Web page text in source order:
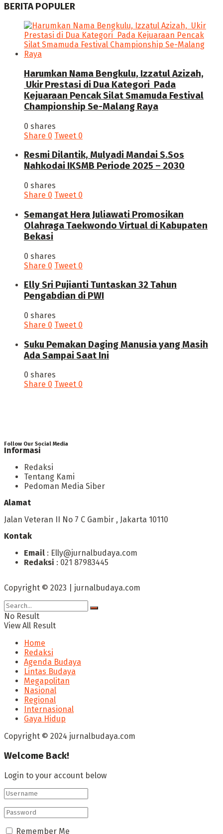
BERITA POPULER
Harumkan Nama Bengkulu, Izzatul Azizah,
Ukir Prestasi di Dua Kategori Pada
Kejuaraan Pencak Silat Smamuda Festival
Championship Se-Malang Raya
0 shares
Share 0 Tweet 0
Resmi Dilantik, Mulyadi Mandai S.Sos
Nahkodai IKSMB Periode 2025 – 2030
0 shares
Share 0 Tweet 0
Semangat Hera Juliawati Promosikan
Olahraga Taekwondo Virtual di Kabupaten
Bekasi
0 shares
Share 0 Tweet 0
Elly Sri Pujianti Tuntaskan 32 Tahun
Pengabdian di PWI
0 shares
Share 0 Tweet 0
‎Suku Pemakan Daging Manusia yang Masih
Ada Sampai Saat Ini
0 shares
Share 0 Tweet 0
Follow Our Social Media
Informasi
Redaksi
Tentang Kami
Pedoman Media Siber
Alamat
Jalan Veteran II No 7 C Gambir , Jakarta 10110
Kontak
Email : Elly@jurnalbudaya.com
Redaksi : 021 87983445
Copyright © 2023 | jurnalbudaya.com
No Result
View All Result
Home
Redaksi
Agenda Budaya
Lintas Budaya
Megapolitan
Nasional
Regional
Internasional
Gaya Hidup
Copyright © 2024 jurnalbudaya.com
Welcome Back!
Login to your account below
Remember Me